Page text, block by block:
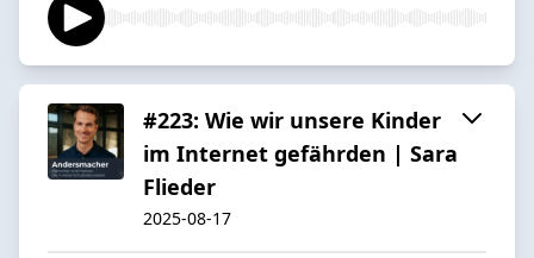
#223: Wie wir unsere Kinder
im Internet gefährden | Sara
Flieder
2025-08-17